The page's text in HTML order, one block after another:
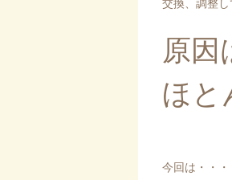
交換、調整
原因
ほと
今回は・・・